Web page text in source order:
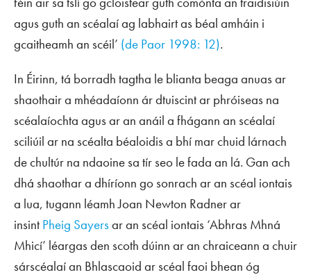
agus guth an scéalaí ag labhairt as béal amháin i
gcaitheamh an scéil’ (de Paor 1998: 12).
In Éirinn, tá borradh tagtha le blianta beaga anuas ar
shaothair a mhéadaíonn ár dtuiscint ar phróiseas na
scéalaíochta agus ar an anáil a fhágann an scéalaí
sciliúil ar na scéalta béaloidis a bhí mar chuid lárnach
de chultúr na ndaoine sa tír seo le fada an lá. Gan ach
dhá shaothar a dhíríonn go sonrach ar an scéal iontais
a lua, tugann léamh Joan Newton Radner ar
insint Pheig Sayersar an scéal iontais ‘Abhras Mhná
Mhicí’ léargas den scoth dúinn ar an chraiceann a chuir
sárscéalaí an Bhlascaoid ar scéal faoi bhean óg